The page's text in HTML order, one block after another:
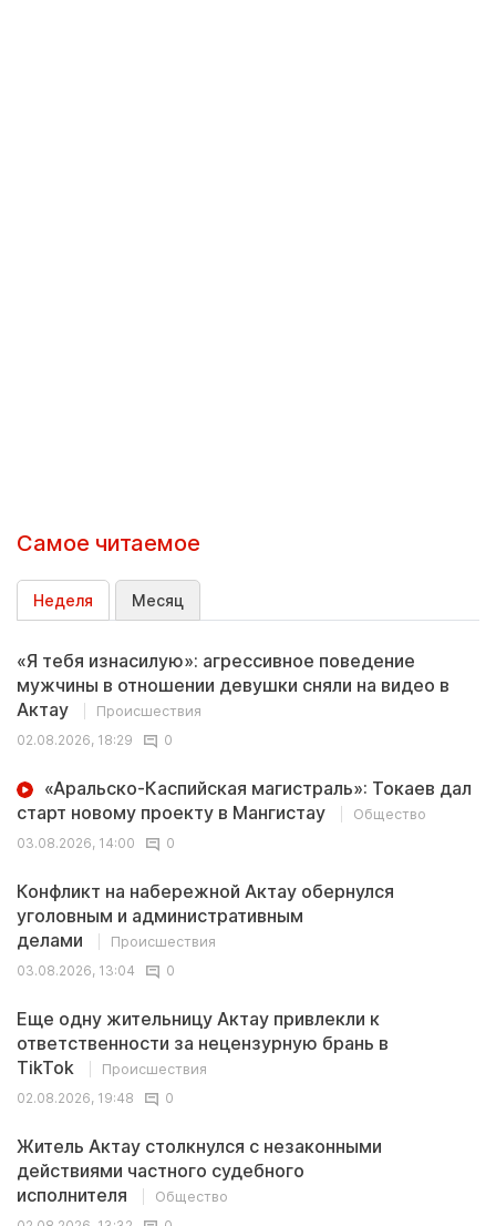
Самое читаемое
Неделя Месяц
«Я тебя изнасилую»: агрессивное поведение
мужчины в отношении девушки сняли на видео в
Актау
Происшествия
02.08.2026, 18:29
0
«Аральско-Каспийская магистраль»: Токаев дал
старт новому проекту в Мангистау
Общество
03.08.2026, 14:00
0
Конфликт на набережной Актау обернулся
уголовным и административным
делами
Происшествия
03.08.2026, 13:04
0
Еще одну жительницу Актау привлекли к
ответственности за нецензурную брань в
TikTok
Происшествия
02.08.2026, 19:48
0
Житель Актау столкнулся с незаконными
действиями частного судебного
исполнителя
Общество